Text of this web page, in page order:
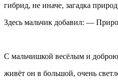
гибрид, не иначе, загадка
Здесь мальчик добавил: —
С мальчишкой весёлым и
живёт он в большой, очень